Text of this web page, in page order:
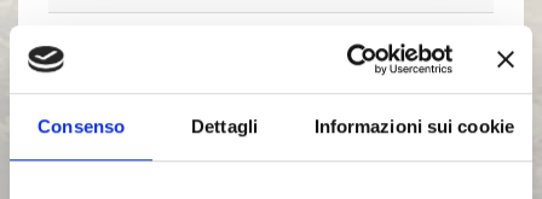
Consenso Dettagli Informazioni sui cookie
al 31/03/2006
Bilancio di esercizio